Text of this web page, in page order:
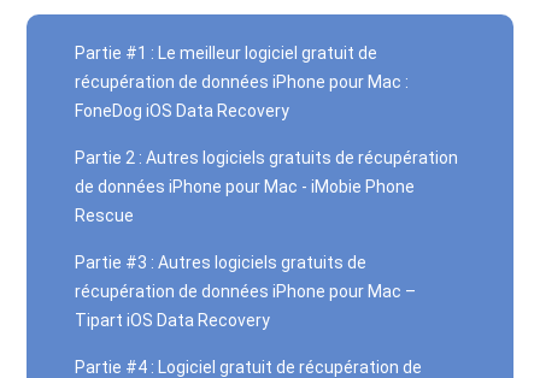
Partie #1 : Le meilleur logiciel gratuit de
récupération de données iPhone pour Mac :
FoneDog iOS Data Recovery
Partie 2 : Autres logiciels gratuits de récupération
de données iPhone pour Mac - iMobie Phone
Rescue
Partie #3 : Autres logiciels gratuits de
récupération de données iPhone pour Mac –
Tipart iOS Data Recovery
Partie #4 : Logiciel gratuit de récupération de